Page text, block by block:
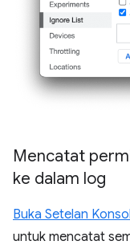
Mencatat
ke dalam log
Buka Setelan Konsol
untuk mencatat